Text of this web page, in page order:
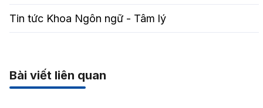
Tin tức Khoa Ngôn ngữ - Tâm lý
Bài viết liên quan